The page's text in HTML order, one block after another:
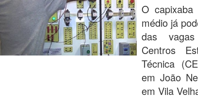
O
médio já
das
Centros
Técnica
em João
em Vila